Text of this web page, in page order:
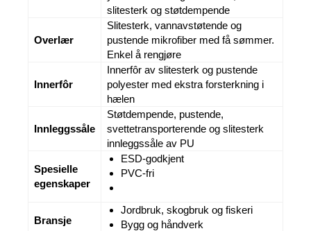
slitesterk og støtdempende
Overlær
Slitesterk, vannavstøtende og
pustende mikrofiber med få sømmer.
Enkel å rengjøre
Innerfôr
Innerfôr av slitesterk og pustende
polyester med ekstra forsterkning i
hælen
Innleggssåle
Støtdempende, pustende,
svettetransporterende og slitesterk
innleggssåle av PU
Spesielle
egenskaper
ESD-godkjent
PVC-fri
Bransje
Jordbruk, skogbruk og fiskeri
Bygg og håndverk